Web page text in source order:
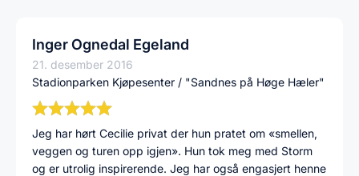
Inger Ognedal Egeland
21. desember 2016
Stadionparken Kjøpesenter / "Sandnes på Høge Hæler"
Jeg har hørt Cecilie privat der hun pratet om «smellen,
veggen og turen opp igjen». Hun tok meg med Storm
og er utrolig inspirerende. Jeg har også engasjert henne